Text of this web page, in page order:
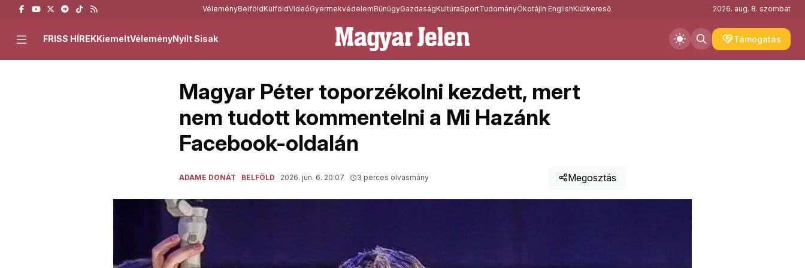
VéleményBelföldKülföldVideóGyermekvédelemBűnügyGazdaságKultúraSportTudományÖkotájIn EnglishKiútkereső 2026. aug. 8. szombat
Támogatás
FRISS HÍREKKiemeltVéleményNyílt Sisak
Magyar Péter toporzékolni kezdett, mert
nem tudott kommentelni a Mi Hazánk
Facebook-oldalán
ADAME DONÁT BELFÖLD 2026. jún. 6. 20:07 3 perces olvasmány Megosztás